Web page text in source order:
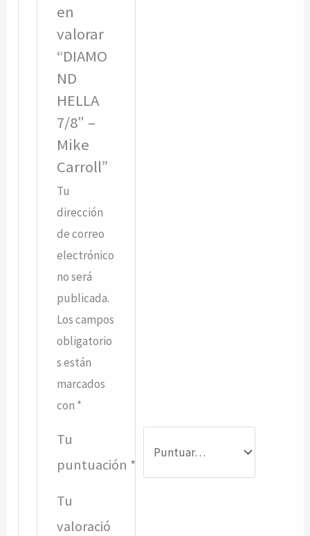
en
valorar
“DIAMO
ND
HELLA
7/8″ –
Mike
Carroll”
Tu
dirección
de correo
electrónico
no será
publicada.
Los campos
obligatorio
s están
marcados
con *
Tu
puntuación *
Tu
valoració